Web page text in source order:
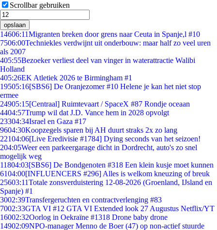
Scrollbar gebruiken
opslaan
14606:11Migranten breken door grens naar Ceuta in Spanje,l #10
7506:00Techniekles verdwijnt uit onderbouw: maar half zo veel uren
als 2007
405:55Bezoeker verliest deel van vinger in waterattractie Walibi
Holland
405:26EK Atletiek 2026 te Birmingham #1
19505:16[SBS6] De Oranjezomer #10 Helene je kan het niet stop
ermee
24905:15[Centraal] Ruimtevaart / SpaceX #87 Rondje oceaan
4404:57Trump wil dat J.D. Vance hem in 2028 opvolgt
23304:34Israel en Gaza #17
9604:30Koopzegels sparen bij AH duurt straks 2x zo lang
22104:06[Live Eredivisie #1784] Dying seconds van het seizoen!
204:05Weer een parkeergarage dicht in Dordrecht, auto's zo snel
mogelijk weg
11804:03[SBS6] De Bondgenoten #318 Een klein kusje moet kunnen
6104:00[INFLUENCERS #296] Alles is welkom kneuzing of breuk
25603:11Totale zonsverduistering 12-08-2026 (Groenland, IJsland en
Spanje) #1
3002:39Transfergeruchten en contractverlenging #83
7002:33GTA VI #12 GTA VI Extended look 27 Augustus Netflix/YT
16002:32Oorlog in Oekraïne #1318 Drone baby drone
14902:09NPO-manager Menno de Boer (47) op non-actief stuurde